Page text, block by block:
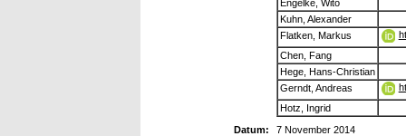
Engelke, Wito
Kuhn, Alexander
Flatken, Markus
Chen, Fang
Hege, Hans-Christian
Gerndt, Andreas
Hotz, Ingrid
Datum:
7 November 2014